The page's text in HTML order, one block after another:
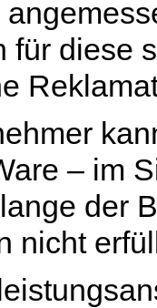
für diese
– im
der
nicht